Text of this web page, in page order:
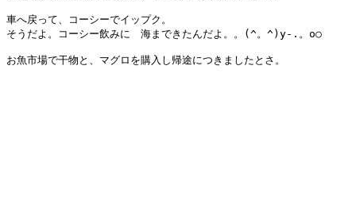
車へ戻って、コーシーでイップク。
そうだよ。コーシー飲みに　海まできたんだよ。。(^。^)y-.。o○
お魚市場で干物と、マグロを購入し帰途につきましたとさ。